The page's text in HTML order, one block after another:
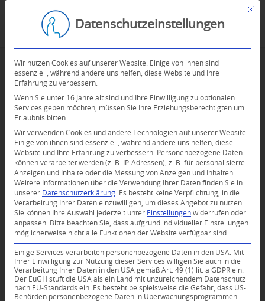
0
Mit
Datenschutzeinstellungen
Wir nutzen Cookies auf unserer Website. Einige von ihnen sind
essenziell, während andere uns helfen, diese Website und Ihre
Erfahrung zu verbessern.
Wenn Sie unter 16 Jahre alt sind und Ihre Einwilligung zu optionalen
Services geben möchten, müssen Sie Ihre Erziehungsberechtigten um
Erlaubnis bitten.
Wir verwenden Cookies und andere Technologien auf unserer Website.
Einige von ihnen sind essenziell, während andere uns helfen, diese
Website und Ihre Erfahrung zu verbessern.
Personenbezogene Daten
können verarbeitet werden (z. B. IP-Adressen), z. B. für personalisierte
Anzeigen und Inhalte oder die Messung von Anzeigen und Inhalten.
Weitere Informationen über die Verwendung Ihrer Daten finden Sie in
unserer Datenschutzerklärung
Es besteht keine Verpflichtung, in die
Verarbeitung Ihrer Daten einzuwilligen, um dieses Angebot zu nutzen.
Sie können Ihre Auswahl jederzeit unter Einstellungen widerrufen oder
anpassen.
Bitte beachten Sie, dass aufgrund individueller Einstellungen
möglicherweise nicht alle Funktionen der Website verfügbar sind.
Einige Services verarbeiten personenbezogene Daten in den USA. Mit
Ihrer Einwilligung zur Nutzung dieser Services willigen Sie auch in die
Verarbeitung Ihrer Daten in den USA gemäß Art. 49 (1) lit. a GDPR ein.
Der EuGH stuft die USA als ein Land mit unzureichendem Datenschutz
nach EU-Standards ein. Es besteht beispielsweise die Gefahr, dass US-
Behörden personenbezogene Daten in Überwachungsprogrammen